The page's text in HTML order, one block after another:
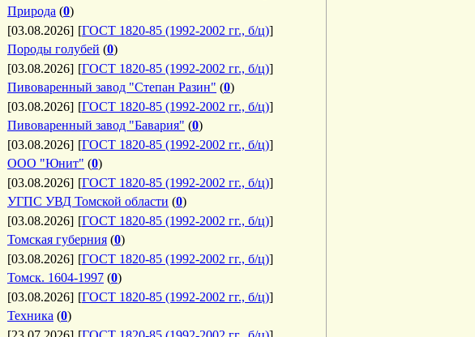
Природа (0)
[03.08.2026] [ГОСТ 1820-85 (1992-2002 гг., б/ц)]
Породы голубей (0)
[03.08.2026] [ГОСТ 1820-85 (1992-2002 гг., б/ц)]
Пивоваренный завод "Степан Разин" (0)
[03.08.2026] [ГОСТ 1820-85 (1992-2002 гг., б/ц)]
Пивоваренный завод "Бавария" (0)
[03.08.2026] [ГОСТ 1820-85 (1992-2002 гг., б/ц)]
ООО "Юнит" (0)
[03.08.2026] [ГОСТ 1820-85 (1992-2002 гг., б/ц)]
УГПС УВД Томской области (0)
[03.08.2026] [ГОСТ 1820-85 (1992-2002 гг., б/ц)]
Томская губерния (0)
[03.08.2026] [ГОСТ 1820-85 (1992-2002 гг., б/ц)]
Томск. 1604-1997 (0)
[03.08.2026] [ГОСТ 1820-85 (1992-2002 гг., б/ц)]
Техника (0)